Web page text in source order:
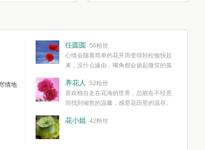
情地
任圆圆
56粉丝
心情会随着简单的花开而变得轻松愉快起
来，没什么缘由，嘴角都会扬起微笑的弧
简单愉快的心情，这些都不需要想得太多，其实都是
我们自己复杂了生活和心境。
养花人
52粉丝
喜欢独自走在花海的世界，总能在不经意
间找到倾世的温馨，感受花田里的温存。
花小姐 42粉丝